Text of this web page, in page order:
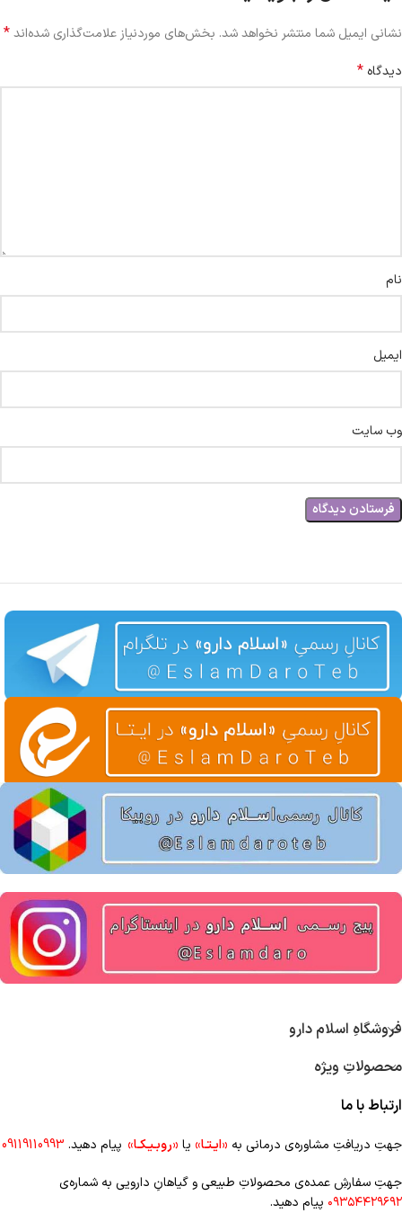
نشانی ایمیل شما منتشر نخواهد شد. بخش‌های موردنیاز علامت‌گذاری شده‌اند*
دیدگاه *
نام
ایمیل
وب‌ سایت
فروشگاهِ اسلام دارو
محصولاتِ ویژه
ارتباط با ما
جهتِ دریافتِ مشاوره‌ی درمانی به «ایـتـا» یا «روبـیـکـا» پیام دهید. 09119110993
جهتِ سفارشِ عمده‌‌ی محصولاتِ طبیعی و گیاهانِ دارویی به شماره‌ی
۰۹۳۵۴۴۲۹۶۹۲ پیام دهید.